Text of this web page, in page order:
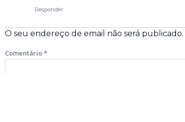
Responder
O seu endereço de email não será publicado.
Comentário*